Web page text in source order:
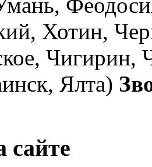
Хотин,
Ялта)
сайте